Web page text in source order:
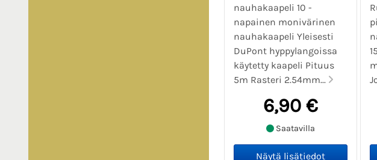
nauhakaapeli 10 -
napainen monivärinen
nauhakaapeli Yleisesti
DuPont hyppylangoissa
käytetty kaapeli Pituus
5m Rasteri 2.54mm...
6,90 €
Saatavilla